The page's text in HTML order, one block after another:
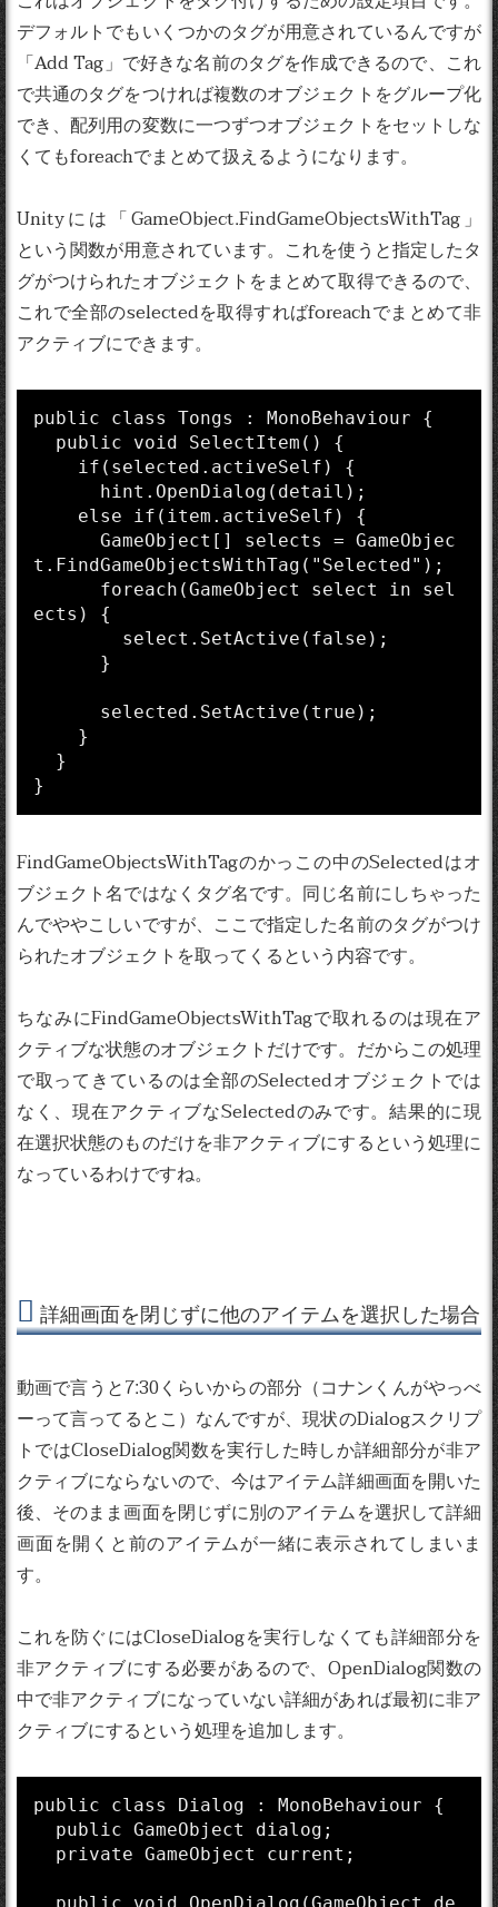
デフォルトでもいくつかのタグが用意されているんですが
「Add Tag」で好きな名前のタグを作成できるので、これ
で共通のタグをつければ複数のオブジェクトをグループ化
でき、配列用の変数に一つずつオブジェクトをセットしな
くてもforeachでまとめて扱えるようになります。
Unityには「GameObject.FindGameObjectsWithTag」
という関数が用意されています。これを使うと指定したタ
グがつけられたオブジェクトをまとめて取得できるので、
これで全部のselectedを取得すればforeachでまとめて非
アクティブにできます。
public class Tongs : MonoBehaviour {
t.FindGameObjectsWithTag("Selected");
ects) {
}
FindGameObjectsWithTagのかっこの中のSelectedはオ
ブジェクト名ではなくタグ名です。同じ名前にしちゃった
んでややこしいですが、ここで指定した名前のタグがつけ
られたオブジェクトを取ってくるという内容です。
ちなみにFindGameObjectsWithTagで取れるのは現在ア
クティブな状態のオブジェクトだけです。だからこの処理
で取ってきているのは全部のSelectedオブジェクトでは
なく、現在アクティブなSelectedのみです。結果的に現
在選択状態のものだけを非アクティブにするという処理に
なっているわけですね。
詳細画面を閉じずに他のアイテムを選択した場合
動画で言うと7:30くらいからの部分（コナンくんがやっべ
ーって言ってるとこ）なんですが、現状のDialogスクリプ
トではCloseDialog関数を実行した時しか詳細部分が非ア
クティブにならないので、今はアイテム詳細画面を開いた
後、そのまま画面を閉じずに別のアイテムを選択して詳細
画面を開くと前のアイテムが一緒に表示されてしまいま
す。
これを防ぐにはCloseDialogを実行しなくても詳細部分を
非アクティブにする必要があるので、OpenDialog関数の
中で非アクティブになっていない詳細があれば最初に非ア
クティブにするという処理を追加します。
public class Dialog : MonoBehaviour {